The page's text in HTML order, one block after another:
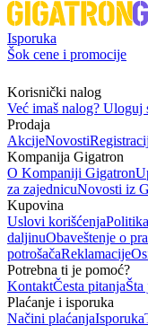
Isporuka
Šok cene i promocije
Korisnički nalog
Već imaš nalog? Uloguj
Prodaja
AkcijeNovosti
Kompanija Gigatron
O Kompaniji Gigatron
za zajednicuNovosti iz
Kupovina
Uslovi korišćenja
daljinuObaveštenje o
potrošačaReklamacije
Potrebna ti je pomoć?
KontaktČesta pitanja
Plaćanje i isporuka
Načini plaćanjaIsporuka